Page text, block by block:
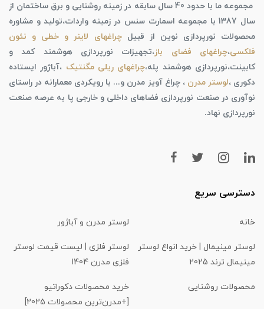
مجموعه ما با حدود 40 سال سابقه در زمینه روشنایی و برق ساختمان از
سال 1387 با مجموعه اسمارت سنس در زمینه واردات،تولید و مشاوره
محصولات نورپردازی نوین از قبیلچراغهای لاینر و خطی و نئون
فلکسی،چراغهای فضای باز،تجهیزات نورپردازی هوشمند کمد و
کابینت،نورپردازی هوشمند پله،چراغهای ریلی مگنتیک ،آباژور ایستاده
دکوری ،لوستر مدرن ، چراغ آویز مدرن و... با رویکردی معمارانه در راستای
نوآوری در صنعت نورپردازی فضاهای داخلی و خارجی پا به عرصه صنعت
نورپردازی نهاد.
دسترسی سریع
خانه لوستر مدرن و آباژور
لوستر مینیمال | خرید انواع لوستر
مینیمال ترند 2025
لوستر فلزی | لیست قیمت لوستر
فلزی مدرن 1404
محصولات روشنایی
خرید محصولات دکوراتیو
[+مدرن‌ترین محصولات 2025]